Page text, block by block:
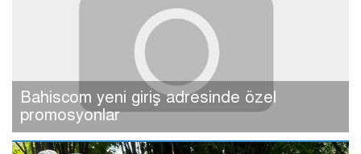
Bahiscom yeni giriş adresinde özel
promosyonlar